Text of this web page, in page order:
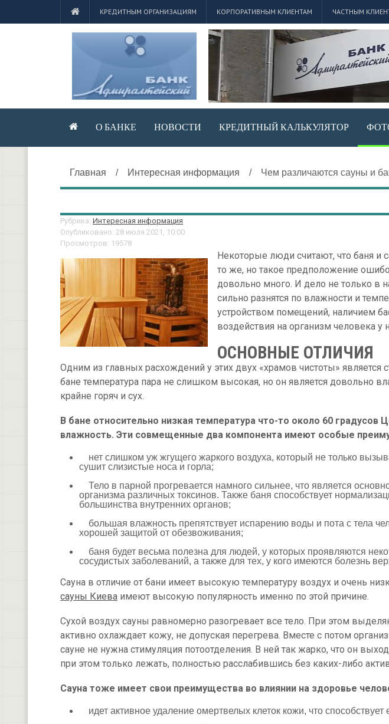
КРЕДИТНЫМ ОРГАНИЗАЦИЯМ КОРПОРАТИВНЫМ КЛИЕНТАМ ЧАСТНЫМ
О БАНКЕ НОВОСТИ КРЕДИТНЫЙ КАЛЬКУЛЯТОР
Главная / Интересная информация / Чем различаются сауны и
Рубрика: Интересная информация
Опубликовано: 28 июля 2021, 10:00
Просмотров: 19578
Некоторые люди считают, что баня и
то же, но такое предположение
довольно много. И дело не только в
сильно разнятся по влажности и
устройством помещений, наличием
воздействия на организм человека у
ОСНОВНЫЕ ОТЛИЧИЯ
Одним из главных расхождений у этих двух «храмов чистоты» является
бане температура пара не слишком высокая, но он является довольно
крайне горяч и сух.
В бане относительно низкая температура что-то около 60 градусов
влажность. Эти совмещенные два компонента имеют особые
нет слишком уж жгущего жаркого воздуха, который не только
сушит слизистые носа и горла;
Тело в парной прогревается намного сильнее, что является
организма различных токсинов. Также баня способствует
большинства внутренних органов;
большая влажность препятствует испарению воды и пота с тела
хорошей защитой от обезвоживания;
баня будет весьма полезна для людей, у которых проявляются
сосудистых заболеваний, а также для тех, у кого имеются болезнь
Сауна в отличие от бани имеет высокую температуру воздух и очень
сауны Киева имеют высокую популярность именно по этой причине.
Сухой воздух сауны равномерно разогревает все тело. При этом
активно охлаждает кожу, не допуская перегрева. Вместе с потом
сауне не нужна стимуляция потоотделения. В ней так жарко, что он
при этом только лежать, полностью расслабившись без каких-либо
Сауна тоже имеет свои преимущества во влиянии на здоровье
идет активное удаление омертвелых клеток кожи, что